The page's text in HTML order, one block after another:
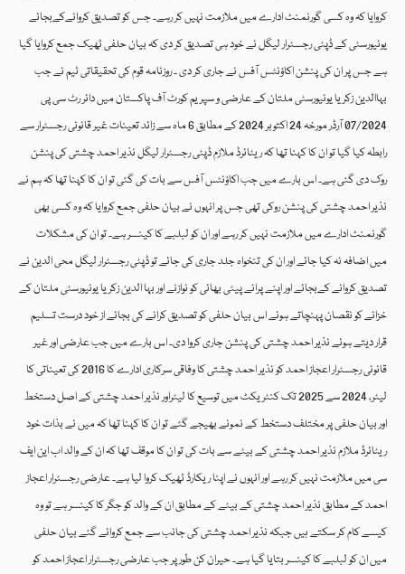
کروایا کہ وہ کسی گورنمنٹ ادارے میں ملازمت نہیں کر رہے۔ جس کو تصدیق کروانےکےبجائے
یونیورسٹی کے ڈپٹی رجسٹرار لیگل نے خود ہی تصدیق کر دی کہ بیان حلفی ٹھیک جمع کروایا گیا
ہے جس پر ان کی پنشن اکاؤنٹس آفس نے جاری کر دی ۔ روزنامہ قوم کی تحقیقاتی ٹیم نے جب
بہاالدین زکریا یونیورسٹی ملتان کے عارضی و سپریم کورٹ آف پاکستان میں دائر رٹ سی پی
07/2024 آرڈر مورخہ 24 اکتوبر 2024 کے مطابق 6 ماہ سے زائد تعینات غیر قانونی رجسٹرار سے
رابطہ کیا گیا تو ان کا کہنا تھا کہ ریٹائرڈ ملازم ڈپٹی رجسٹرار لیگل نذیر احمد چشتی کی پنشن
روک دی گئی ہے۔ اس بارے میں جب اکاؤنٹس آفس سے بات کی گئی تو ان کا کہنا تھا کہ ہم نے
نذیر احمد چشتی کی پنشن روکی تھی جس پر انہوں نے بیان حلفی جمع کروایا کہ وہ کسی بھی
گورنمنٹ ادارے میں ملازمت نہیں کر رہے اور ان کو لبلبے کا کینسر ہے۔ تو ان کی مشکلات
میں اضافہ نہ کیا جائے اور ان کی تنخواہ جلد جاری کی جائے تو ڈپٹی رجسٹرار لیگل محی الدین نے
تصدیق کروانے کےبجائے اور اپنے پرانے پیٹی بھائی کو نوازنے اور بہا الدین زکریا یونیورسٹی ملتان کے
خزانے کو نقصان پہنچاتے ہوئے اس بیان حلفی کو تصدیق کرانے کی بجائے از خود درست تسلیم
قرار دیتے ہوئے نذیر احمد چشتی کی پنشن جاری کروا دی۔ اس بارے میں جب عارضی اور غیر
قانونی رجسٹرار اعجاز احمد کو نذیر احمد چشتی کا وفاقی سرکاری ادارے کا 2016 کی تعیناتی کا
لیٹر، 2024 سے 2025 تک کنٹریکٹ میں توسیع کا لیٹراور نذیر احمد چشتی کے اصل دستخط
اور بیان حلفی پر مختلف دستخط کے نمونے بھیجے گئے تو ان کا کہنا تھا کہ میں نے بذات خود
ریٹائرڈ ملازم نذیر احمد چشتی کے بیٹے سے بات کی تو ان کا موقف تھا کہ ان کے والد اب این ایف
سی میں ملازمت نہیں کر رہے اور انہوں نے اپنا ریکارڈ ٹھیک کروا لیا ہے۔ عارضی رجسٹرار اعجاز
احمد کے مطابق نذیر احمد چشتی کے بیٹے کے مطابق ان کے والد کو جگر کا کینسر ہے تو وہ
کیسے کام کر سکتے ہیں جبکہ نذیر احمد چشتی کی جانب سے جمع کروائے گئے بیان حلفی
میں ان کو لبلبے کا کینسر بتایا گیا ہے۔ حیران کن طور پر جب عارضی رجسٹرار اعجاز احمد کو